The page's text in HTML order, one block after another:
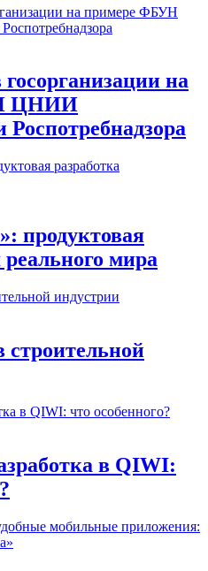
на
ЦНИИ
продуктовая
реального мира
в QIWI: